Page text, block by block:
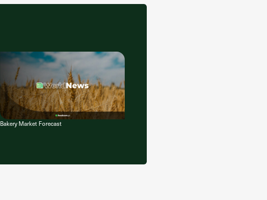
Bakery Market Forecast